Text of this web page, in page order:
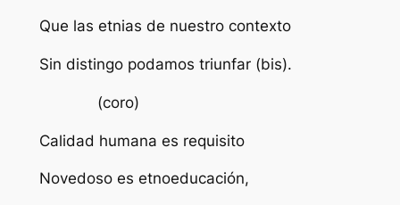
Que las etnias de nuestro contexto
Sin distingo podamos triunfar (bis).
(coro)
Calidad humana es requisito
Novedoso es etnoeducación,